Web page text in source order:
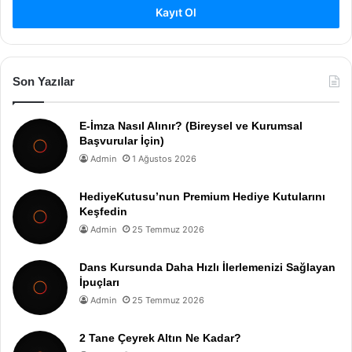
Kayıt Ol
Son Yazılar
E-İmza Nasıl Alınır? (Bireysel ve Kurumsal
Başvurular İçin)
Admin 1 Ağustos 2026
HediyeKutusu’nun Premium Hediye Kutularını
Keşfedin
Admin 25 Temmuz 2026
Dans Kursunda Daha Hızlı İlerlemenizi Sağlayan
İpuçları
Admin 25 Temmuz 2026
2 Tane Çeyrek Altın Ne Kadar?